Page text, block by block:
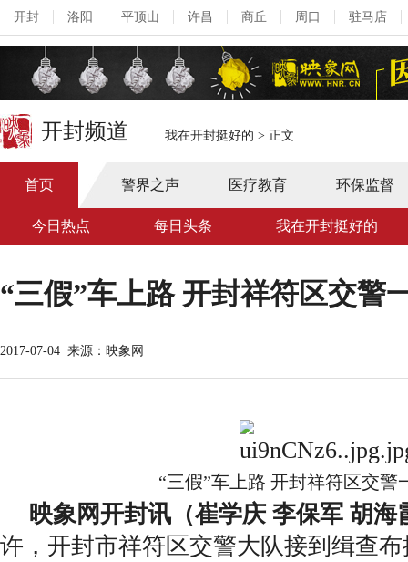
开封 洛阳 平顶山 许昌 商丘 周口 驻马店
开封频道 我在开封挺好的 > 正文
首页 警界之声 医疗教育 环保监督
今日热点 每日头条 我在开封挺好的
“三假”车上路 开封祥符区交警
2017-07-04 来源：映象网
“三假”车上路 开封祥符区交警
映象网开封讯（崔学庆 李保军 胡海
许，开封市祥符区交警大队接到缉查